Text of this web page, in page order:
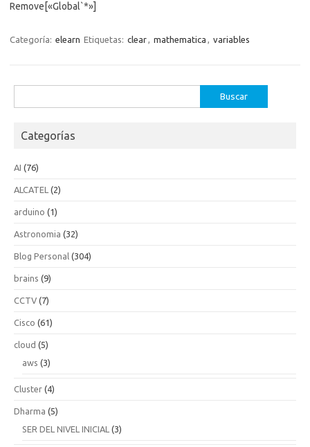
Remove[«Global`*»]
Categoría: elearn Etiquetas: clear, mathematica , variables
Categorías
AI (76)
ALCATEL (2)
arduino (1)
Astronomia (32)
Blog Personal (304)
brains (9)
CCTV (7)
Cisco (61)
cloud (5)
aws (3)
Cluster (4)
Dharma (5)
SER DEL NIVEL INICIAL (3)